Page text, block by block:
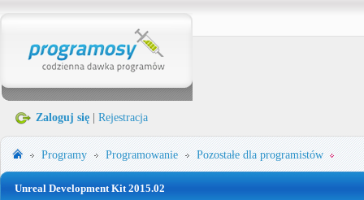
Zaloguj się Rejestracja
Programy Programowanie Pozostałe dla programistów
Unreal Development Kit 2015.02